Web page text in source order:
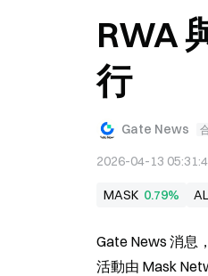
RWA
行
Gate News
2026-04-13
MASK 0.79%
Gate News 消息
活動由 Mask